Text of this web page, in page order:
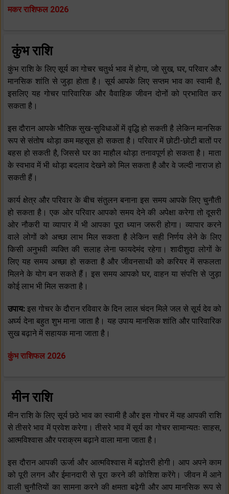
मकर राशिफल 2026
कुंभ राशि
कुंभ राशि के लिए सूर्य का गोचर चतुर्थ भाव में होगा, जो सुख, घर, परिवार और
मानसिक शांति से जुड़ा होता है। सूर्य आपके लिए सप्तम भाव का स्वामी है,
इसलिए यह गोचर पारिवारिक और वैवाहिक जीवन दोनों को प्रभावित कर
सकता है।
इस दौरान आपके भौतिक सुख-सुविधाओं में वृद्धि हो सकती है लेकिन मानसिक
रूप से संतोष थोड़ा कम महसूस हो सकता है। परिवार में छोटी-छोटी बातों पर
बहस हो सकती है, जिससे घर का माहौल थोड़ा तनावपूर्ण हो सकता है। माता
के स्वभाव में भी थोड़ा बदलाव देखने को मिल सकता है और वे जल्दी नाराज हो
सकती हैं।
कार्य क्षेत्र और परिवार के बीच संतुलन बनाना इस समय आपके लिए चुनौती
हो सकता है। एक ओर परिवार आपको समय देने की अपेक्षा करेगा तो दूसरी
ओर नौकरी या व्यापार में भी आपका पूरा ध्यान जरूरी होगा। व्यापार करने
वाले लोगों को अच्छा लाभ मिल सकता है लेकिन सही निर्णय लेने के लिए
किसी अनुभवी व्यक्ति की सलाह लेना फायदेमंद रहेगा। शादीशुदा लोगों के
लिए यह समय अच्छा हो सकता है और जीवनसाथी को करियर में सफलता
मिलने के योग बन सकते हैं। इस समय आपको घर, वाहन या संपत्ति से जुड़ा
कोई लाभ भी मिल सकता है।
उपाय:इस गोचर के दौरान रविवार के दिन लाल चंदन मिले जल से सूर्य देव को
अर्घ्य देना बहुत शुभ माना जाता है। यह उपाय मानसिक शांति और पारिवारिक
सुख बढ़ाने में सहायक माना जाता है।
कुंभ राशिफल 2026
मीन राशि
मीन राशि के लिए सूर्य छठे भाव का स्वामी है और इस गोचर में यह आपकी राशि
से तीसरे भाव में प्रवेश करेगा। तीसरे भाव में सूर्य का गोचर सामान्यतः साहस,
आत्मविश्वास और पराक्रम बढ़ाने वाला माना जाता है।
इस दौरान आपकी ऊर्जा और आत्मविश्वास में बढ़ोतरी होगी। आप अपने काम
को पूरी लगन और ईमानदारी से पूरा करने की कोशिश करेंगे। जीवन में आने
वाली चुनौतियों का सामना करने की क्षमता बढ़ेगी और आप मानसिक रूप से